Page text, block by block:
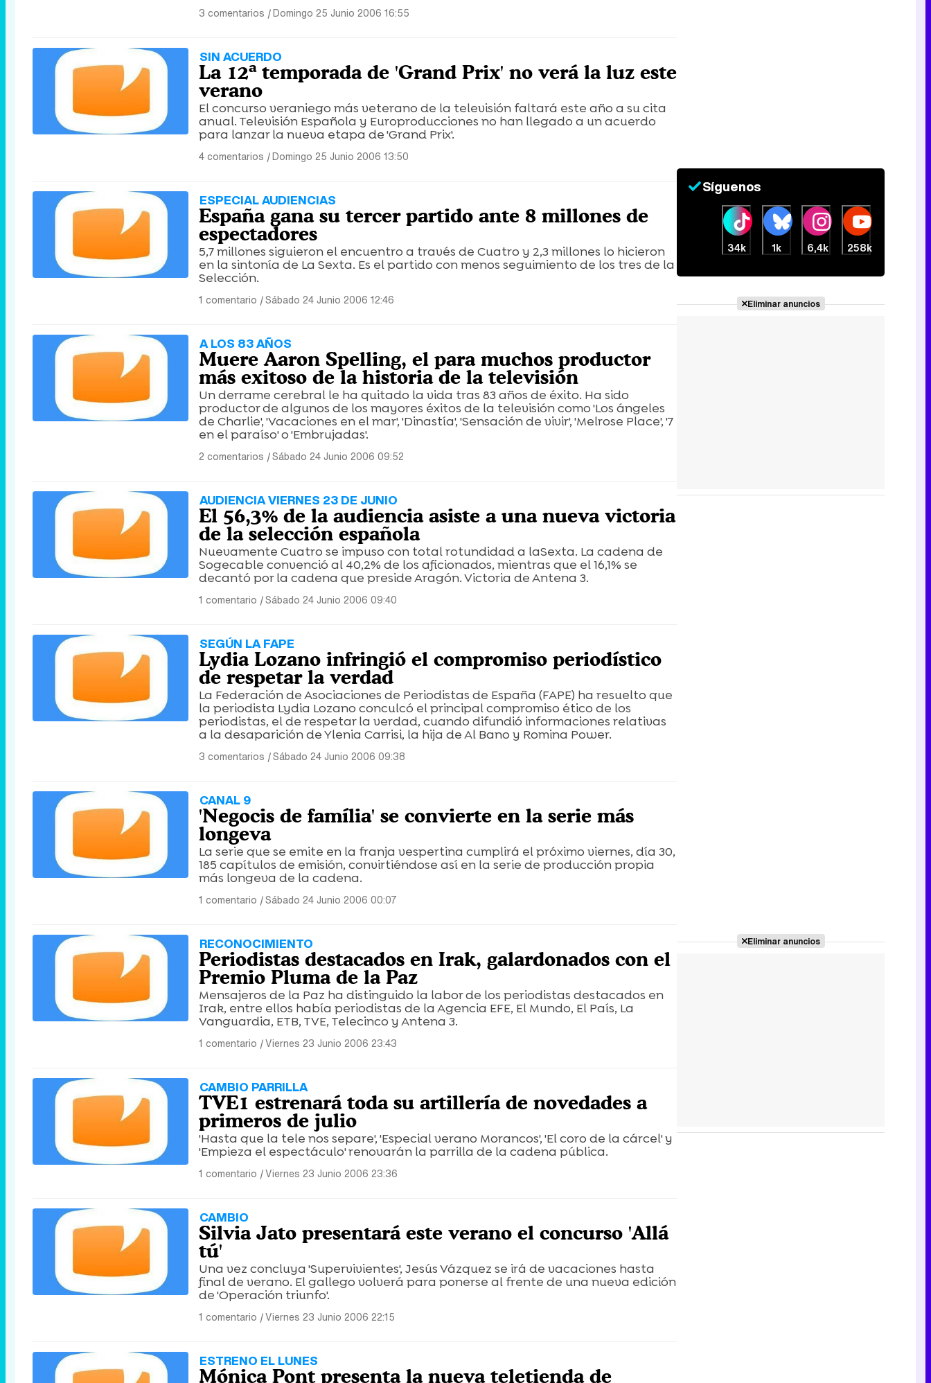
3 comentarios |Domingo 25 Junio 2006 16:55
SIN ACUERDO
La 12ª temporada de 'Grand Prix' no verá la luz este
verano
El concurso veraniego más veterano de la televisión faltará este año a su cita
anual. Televisión Española y Europroducciones no han llegado a un acuerdo
para lanzar la nueva etapa de 'Grand Prix'.
4 comentarios |Domingo 25 Junio 2006 13:50
ESPECIAL AUDIENCIAS
España gana su tercer partido ante 8 millones de
espectadores
5,7 millones siguieron el encuentro a través de Cuatro y 2,3 millones lo hicieron
en la sintonía de La Sexta. Es el partido con menos seguimiento de los tres de la
Selección.
1 comentario |Sábado 24 Junio 2006 12:46
A LOS 83 AÑOS
Muere Aaron Spelling, el para muchos productor
más exitoso de la historia de la televisión
Un derrame cerebral le ha quitado la vida tras 83 años de éxito. Ha sido
productor de algunos de los mayores éxitos de la televisión como 'Los ángeles
de Charlie', 'Vacaciones en el mar', 'Dinastía', 'Sensación de vivir', 'Melrose Place', '7
en el paraíso' o 'Embrujadas'.
2 comentarios |Sábado 24 Junio 2006 09:52
AUDIENCIA VIERNES 23 DE JUNIO
El 56,3% de la audiencia asiste a una nueva victoria
de la selección española
Nuevamente Cuatro se impuso con total rotundidad a laSexta. La cadena de
Sogecable convenció al 40,2% de los aficionados, mientras que el 16,1% se
decantó por la cadena que preside Aragón. Victoria de Antena 3.
1 comentario |Sábado 24 Junio 2006 09:40
SEGÚN LA FAPE
Lydia Lozano infringió el compromiso periodístico
de respetar la verdad
La Federación de Asociaciones de Periodistas de España (FAPE) ha resuelto que
la periodista Lydia Lozano conculcó el principal compromiso ético de los
periodistas, el de respetar la verdad, cuando difundió informaciones relativas
a la desaparición de Ylenia Carrisi, la hija de Al Bano y Romina Power.
3 comentarios |Sábado 24 Junio 2006 09:38
CANAL 9
'Negocis de família' se convierte en la serie más
longeva
La serie que se emite en la franja vespertina cumplirá el próximo viernes, día 30,
185 capítulos de emisión, convirtiéndose así en la serie de producción propia
más longeva de la cadena.
1 comentario |Sábado 24 Junio 2006 00:07
RECONOCIMIENTO
Periodistas destacados en Irak, galardonados con el
Premio Pluma de la Paz
Mensajeros de la Paz ha distinguido la labor de los periodistas destacados en
Irak, entre ellos había periodistas de la Agencia EFE, El Mundo, El País, La
Vanguardia, ETB, TVE, Telecinco y Antena 3.
1 comentario |Viernes 23 Junio 2006 23:43
CAMBIO PARRILLA
TVE1 estrenará toda su artillería de novedades a
primeros de julio
'Hasta que la tele nos separe', 'Especial verano Morancos', 'El coro de la cárcel' y
'Empieza el espectáculo' renovarán la parrilla de la cadena pública.
1 comentario |Viernes 23 Junio 2006 23:36
CAMBIO
Silvia Jato presentará este verano el concurso 'Allá
tú'
Una vez concluya 'Supervivientes', Jesús Vázquez se irá de vacaciones hasta
final de verano. El gallego volverá para ponerse al frente de una nueva edición
de 'Operación triunfo'.
1 comentario |Viernes 23 Junio 2006 22:15
ESTRENO EL LUNES
Mónica Pont presenta la nueva teletienda de
Síguenos
34k 1k 6,4k 258k
Eliminar anuncios
Eliminar anuncios